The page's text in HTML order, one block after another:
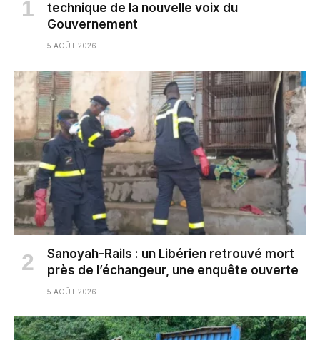
technique de la nouvelle voix du
Gouvernement
5 AOÛT 2026
Sanoyah-Rails : un Libérien retrouvé mort
près de l’échangeur, une enquête ouverte
5 AOÛT 2026